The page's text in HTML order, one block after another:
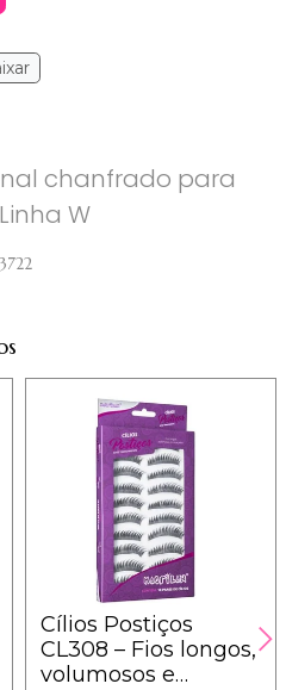
chanfrado para
W
Cílios Postiços
CL308 – Fios longos,
volumosos e